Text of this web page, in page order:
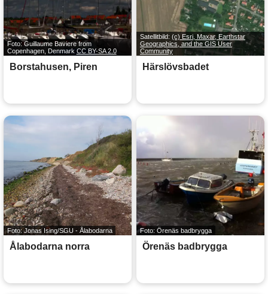
Foto: Guillaume Baviere from
Copenhagen, Denmark CC BY-SA 2.0
Borstahusen, Piren
Satellitbild: (c) Esri, Maxar, Earthstar
Geographics, and the GIS User
Community
Härslövsbadet
Foto: Jonas Ising/SGU - Ålabodarna
Ålabodarna norra
Foto: Örenäs badbrygga
Örenäs badbrygga